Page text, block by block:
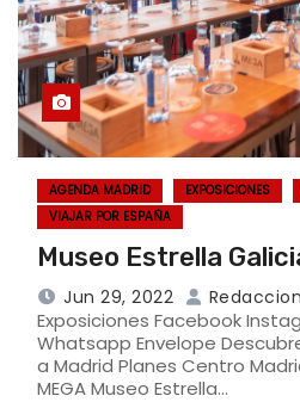
AGENDA MADRID EXPOSICIONES
VIAJAR POR ESPAÑA
Museo Estrella
Jun 29, 2022
Exposiciones Facebook
Whatsapp Envelope
a Madrid Planes Centro
MEGA Museo Estrella…